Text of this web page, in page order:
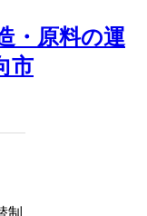
・原料の運
市
制